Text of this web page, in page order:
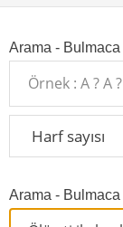
Arama - Bulmaca
Arama -